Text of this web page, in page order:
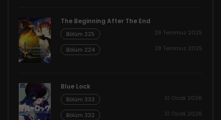
The Beginning After The End
Bölüm 225 28 Temmuz 2025
Bölüm 224 28 Temmuz 2025
Blue Lock
Bölüm 333 31 Ocak 2026
Bölüm 332 31 Ocak 2026